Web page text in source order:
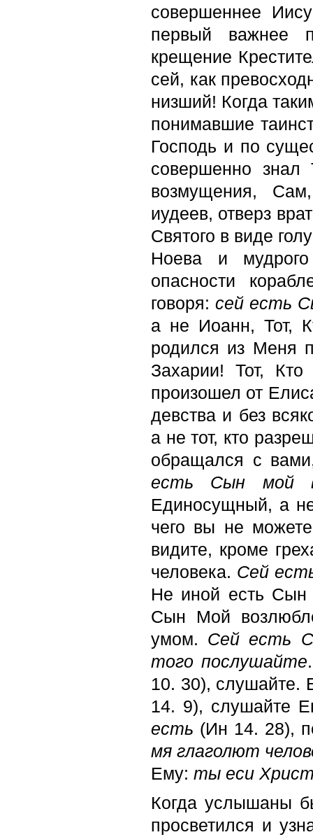
совершеннее
первый важнее
крещение
сей, как
низший! Когда
понимавшие
Господь и по
совершенно знал
возмущения,
иудеев, отверз
Святого в виде
Ноева и мудрого
опасности
говоря: сей есть
а не Иоанн, Тот,
родился из Меня
Захарии! Тот,
произошел от
девства и без
а не тот, кто
обращался с
есть Сын мой
Единосущный, а
чего вы не
видите, кроме
человека. Сей
Не иной есть
Сын Мой
умом. Сей есть
того послушайте
10. 30), слушайте.
14. 9), слушайте
есть (Ин 14. 28),
мя глаголют
Ему: ты еси
Когда услышаны
просветился и